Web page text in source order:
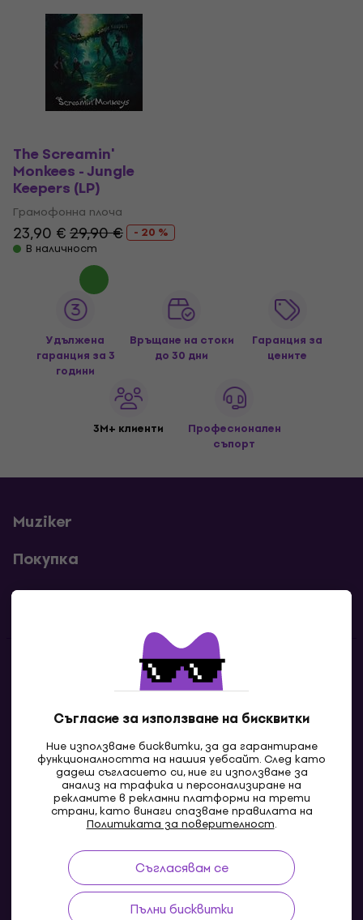
Съгласие за използване на бисквитки
Ние използваме бисквитки, за да гарантираме
функционалността на нашия уебсайт. След като
дадеш съгласието си, ние ги използваме за
анализ на трафика и персонализиране на
рекламите в рекламни платформи на трети
страни, като винаги спазваме правилата на
Политиката за поверителност.
Съгласявам се
Пълни бисквитки
The Screamin'
Monkees - Jungle
Keepers (LP)
Грамофонна плоча
23,90 €29,90 €
- 20 %
В наличност
Удължена
гаранция за 3
години
Връщане на стоки
до 30 дни
Гаранция за
цените
3M+ клиенти
Професионален
съпорт
Muziker
Покупка
Полезни линкове
Контакти
MK